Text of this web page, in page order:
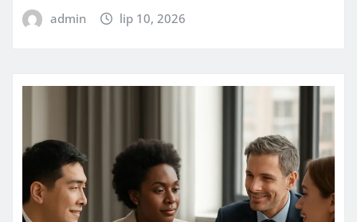
admin lip 10, 2026